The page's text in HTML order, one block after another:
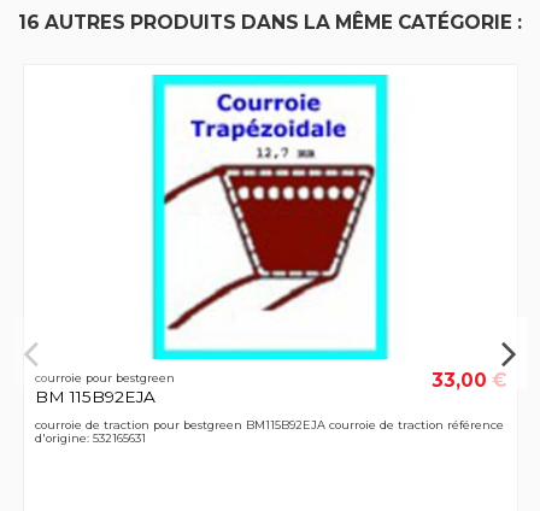
16 AUTRES PRODUITS DANS LA MÊME CATÉGORIE :
courroie pour bestgreen
BM 115B92EJA
33,00 €
courroie de traction pour bestgreen BM115B92EJA courroie de traction référence
d'origine: 532165631